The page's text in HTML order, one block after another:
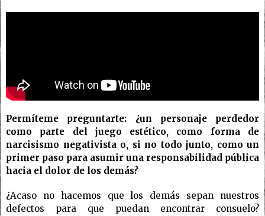
Permíteme preguntarte: ¿un personaje perdedor
como parte del juego estético, como forma de
narcisismo negativista o, si no todo junto, como un
primer paso para asumir una responsabilidad pública
hacia el dolor de los demás?
¿Acaso no hacemos que los demás sepan nuestros
defectos para que puedan encontrar consuelo?